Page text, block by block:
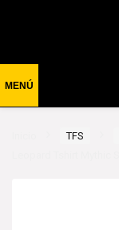
TFS